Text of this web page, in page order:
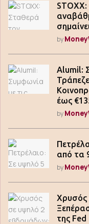
by
Alumil:
έως
by
από τα
by
Χρυσός
της Fed